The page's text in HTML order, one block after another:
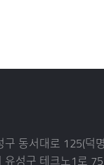
사
동서대로 125(덕
성구 테크노1로